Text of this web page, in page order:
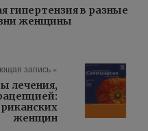
гипертензия в разные
женщины
запись »
лечения,
женщин